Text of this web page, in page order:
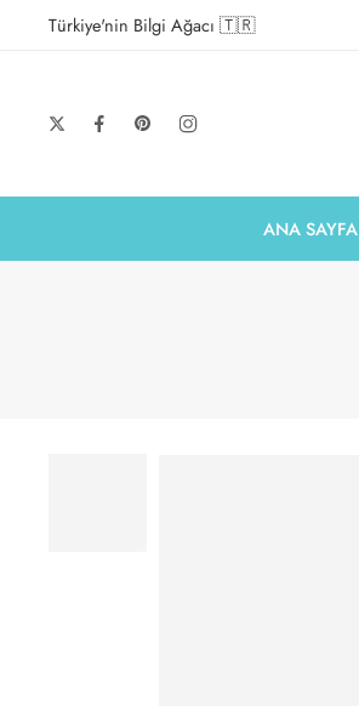
Türkiye'nin Bilgi Ağacı 🇹🇷
ANA SAYFA